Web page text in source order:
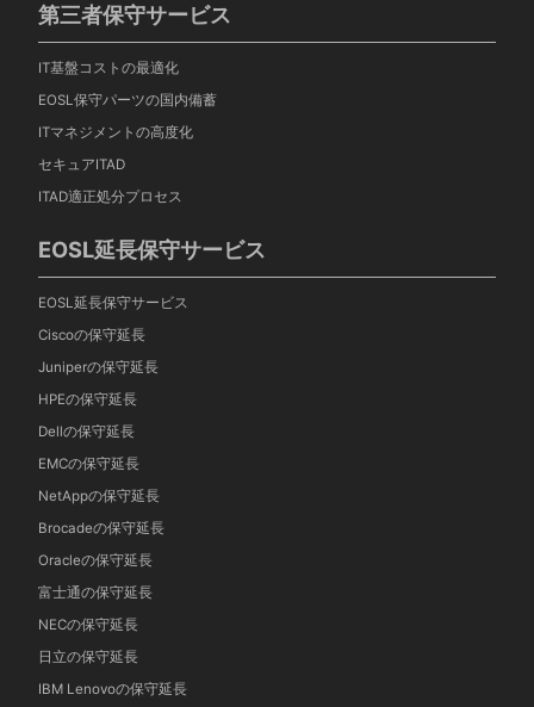
第三者保守サービス
IT基盤コストの最適化
EOSL保守パーツの国内備蓄
ITマネジメントの高度化
セキュアITAD
ITAD適正処分プロセス
EOSL延長保守サービス
EOSL延長保守サービス
Ciscoの保守延長
Juniperの保守延長
HPEの保守延長
Dellの保守延長
EMCの保守延長
NetAppの保守延長
Brocadeの保守延長
Oracleの保守延長
富士通の保守延長
NECの保守延長
日立の保守延長
IBM Lenovoの保守延長